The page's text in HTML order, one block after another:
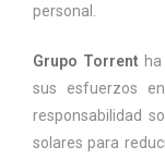
personal.
Grupo Torrent
sus esfuerzos
responsabilidad
solares para